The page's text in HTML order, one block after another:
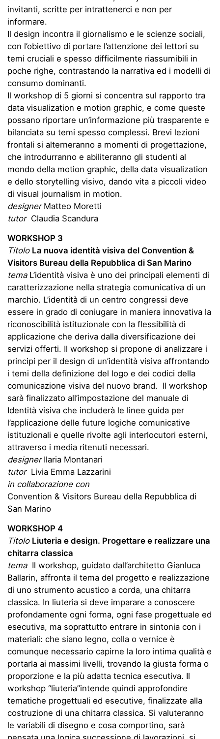
invitanti, scritte per intrattenerci e non per
informare.
Il design incontra il giornalismo e le scienze sociali,
con l’obiettivo di portare l’attenzione dei lettori su
temi cruciali e spesso difficilmente riassumibili in
poche righe, contrastando la narrativa ed i modelli di
consumo dominanti.
Il workshop di 5 giorni si concentra sul rapporto tra
data visualization e motion graphic, e come queste
possano riportare un’informazione più trasparente e
bilanciata su temi spesso complessi. Brevi lezioni
frontali si alterneranno a momenti di progettazione,
che introdurranno e abiliteranno gli studenti al
mondo della motion graphic, della data visualization
e dello storytelling visivo, dando vita a piccoli video
di visual journalism in motion.
designer Matteo Moretti
tutor Claudia Scandura
WORKSHOP 3
Titolo La nuova identità visiva del Convention &
Visitors Bureau della Repubblica di San Marino
tema L’identità visiva è uno dei principali elementi di
caratterizzazione nella strategia comunicativa di un
marchio. L’identità di un centro congressi deve
essere in grado di coniugare in maniera innovativa la
riconoscibilità istituzionale con la flessibilità di
applicazione che deriva dalla diversificazione dei
servizi offerti. Il workshop si propone di analizzare i
principi per il design di un’identità visiva affrontando
i temi della definizione del logo e dei codici della
comunicazione visiva del nuovo brand. Il workshop
sarà finalizzato all’impostazione del manuale di
Identità visiva che includerà le linee guida per
l’applicazione delle future logiche comunicative
istituzionali e quelle rivolte agli interlocutori esterni,
attraverso i media ritenuti necessari.
designer Ilaria Montanari
tutor Livia Emma Lazzarini
in collaborazione con
Convention & Visitors Bureau della Repubblica di
San Marino
WORKSHOP 4
Titolo Liuteria e design. Progettare e realizzare una
chitarra classica
tema Il workshop, guidato dall’architetto Gianluca
Ballarin, affronta il tema del progetto e realizzazione
di uno strumento acustico a corda, una chitarra
classica. In liuteria si deve imparare a conoscere
profondamente ogni forma, ogni fase progettuale ed
esecutiva, ma soprattutto entrare in sintonia con i
materiali: che siano legno, colla o vernice è
comunque necessario capirne la loro intima qualità e
portarla ai massimi livelli, trovando la giusta forma o
proporzione e la più adatta tecnica esecutiva. Il
workshop “liuteria”intende quindi approfondire
tematiche progettuali ed esecutive, finalizzate alla
costruzione di una chitarra classica. Si valuteranno
le variabili di disegno e cosa comportino, sarà